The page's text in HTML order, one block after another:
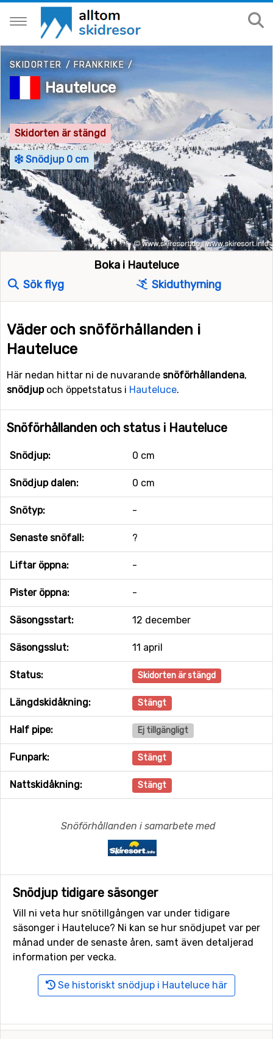
SKIDORTER /FRANKRIKE /
Hauteluce
Skidorten är stängd
Snödjup 0 cm
Boka i Hauteluce
Sök flyg
Skiduthyrning
Väder och snöförhållanden i
Hauteluce
Här nedan hittar ni de nuvarande snöförhållandena,
snödjupoch öppetstatus i Hauteluce.
Snöförhållanden och status i Hauteluce
Snödjup: 0 cm
Snödjup dalen: 0 cm
Snötyp: -
Senaste snöfall: ?
Liftar öppna: -
Pister öppna: -
Säsongsstart: 12 december
Säsongsslut: 11 april
Status: Skidorten är stängd
Längdskidåkning: Stängt
Half pipe: Ej tillgängligt
Funpark: Stängt
Nattskidåkning: Stängt
Snöförhållanden i samarbete med
Snödjup tidigare säsonger
Vill ni veta hur snötillgången var under tidigare
säsonger i Hauteluce? Ni kan se hur snödjupet var per
månad under de senaste åren, samt även detaljerad
information per vecka.
Se historiskt snödjup i Hauteluce här